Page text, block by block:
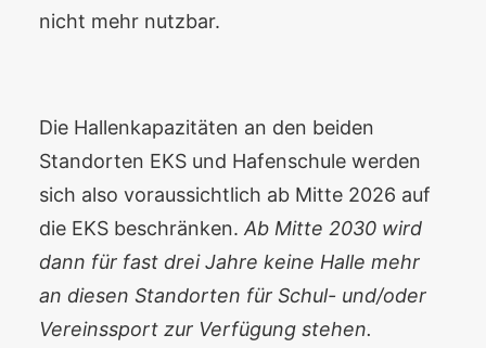
nicht mehr nutzbar.
Die Hallenkapazitäten an den beiden
Standorten EKS und Hafenschule werden
sich also voraussichtlich ab Mitte 2026 auf
die EKS beschränken. Ab Mitte 2030 wird
dann für fast drei Jahre keine Halle mehr
an diesen Standorten für Schul- und/oder
Vereinssport zur Verfügung stehen.